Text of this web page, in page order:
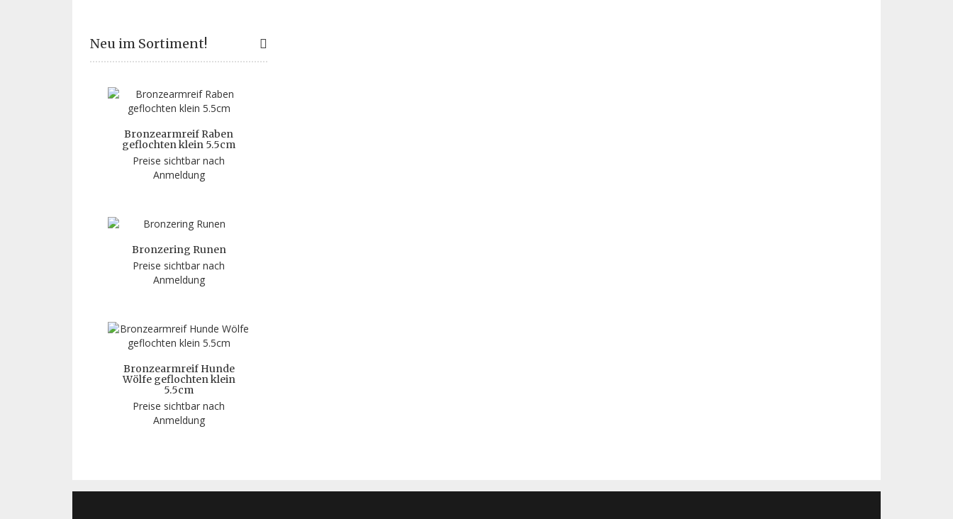
Neu im Sortiment!
Bronzearmreif Raben
geflochten klein 5.5cm
Preise sichtbar nach
Anmeldung
Bronzering Runen
Preise sichtbar nach
Anmeldung
Bronzearmreif Hunde
Wölfe geflochten klein
5.5cm
Preise sichtbar nach
Anmeldung